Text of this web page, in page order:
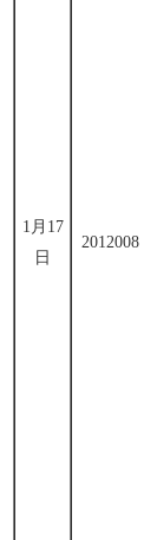
1月17
日
2012008